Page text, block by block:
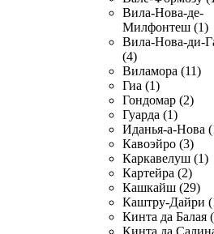
Вила-Нова-де-
Милфонтеш (1)
Вила-Нова-ди-
(4)
Виламора (11)
Гиа (1)
Гондомар (2)
Гуарда (1)
Иданья-а-Нова
Кавоэйро (3)
Каркавелуш (1)
Картейра (2)
Кашкайш (29)
Каштру-Дайри
Кинта да Балая
Кинта да